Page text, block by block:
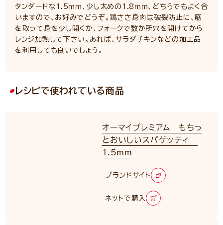
タンダードな1.5ｍｍ、少し太めの1.8ｍｍ、どちらでもよく合
いますので、お好みでどうぞ。鶏ささ身肉は破裂防止に、筋
を取って身を少し開くか、フォークで数か所穴を開けてから
レンジ加熱して下さい。あれば、サラダチキンなどの加工品
を利用しても良いでしょう。
レシピで使われている商品
オーマイプレミアム もちっ
とおいしいスパゲッティ
1.5mm
ブランドサイト
ネットで購入